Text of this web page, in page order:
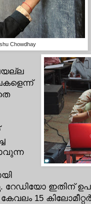
Chowdhay
റേഡിയോ ഇതിന്
കേവലം 15